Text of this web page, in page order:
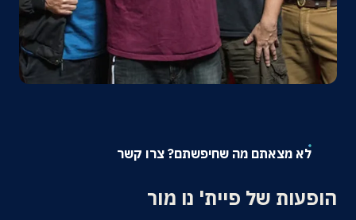
אודות
צרו קשר
לא מצאתם מה שחיפשתם? צרו קשר
הופעות של פיית' נו מור